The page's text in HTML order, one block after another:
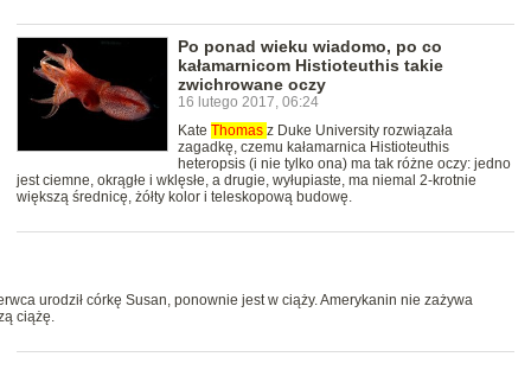
Po ponad wieku wiadomo, po co
kałamarnicom Histioteuthis takie
zwichrowane oczy
16 lutego 2017, 06:24
Kate Thomas z Duke University rozwiązała
zagadkę, czemu kałamarnica Histioteuthis
heteropsis (i nie tylko ona) ma tak różne oczy: jedno
jest ciemne, okrągłe i wklęsłe, a drugie, wyłupiaste, ma niemal 2-krotnie
większą średnicę, żółty kolor i teleskopową budowę.
urodził córkę Susan, ponownie jest w ciąży. Amerykanin nie zażywa
ciążę.